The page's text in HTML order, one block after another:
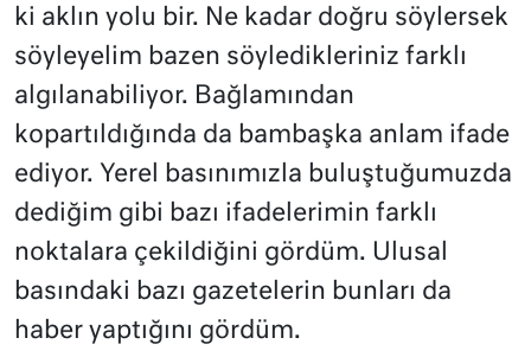
ki aklın yolu bir. Ne kadar doğru söylersek
söyleyelim bazen söyledikleriniz farklı
algılanabiliyor. Bağlamından
kopartıldığında da bambaşka anlam ifade
ediyor. Yerel basınımızla buluştuğumuzda
dediğim gibi bazı ifadelerimin farklı
noktalara çekildiğini gördüm. Ulusal
basındaki bazı gazetelerin bunları da
haber yaptığını gördüm.